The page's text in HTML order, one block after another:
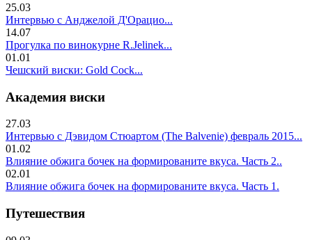
25.03
Интервью с Анджелой Д'Орацио...
14.07
Прогулка по винокурне R.Jelinek...
01.01
Чешский виски: Gold Cock...
Академия виски
27.03
Интервью с Дэвидом Стюартом (The Balvenie) февраль 2015...
01.02
Влияние обжига бочек на формированите вкуса. Часть 2..
02.01
Влияние обжига бочек на формированите вкуса. Часть 1.
Путешествия